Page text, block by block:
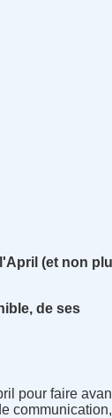
(et non
de ses
pour faire